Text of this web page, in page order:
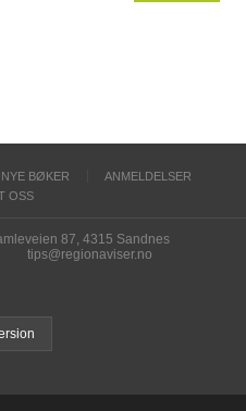
NYE BØKER
ANMELDELSER
OSS
87, 4315 Sandnes
tips@regionaviser.no